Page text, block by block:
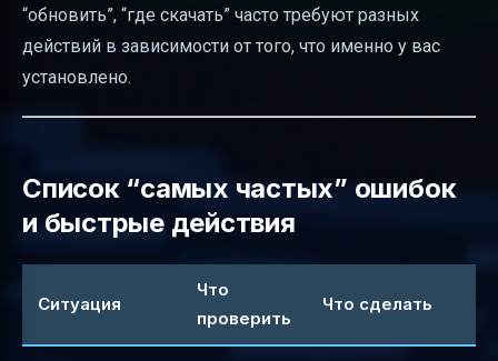
“обновить”, “где скачать” часто требуют разных
действий в зависимости от того, что именно у вас
установлено.
Список “самых частых” ошибок
и быстрые действия
Ситуация
Что
проверить
Что сделать